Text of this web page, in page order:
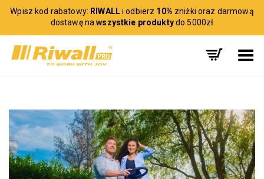
Wpisz kod rabatowy: RIWALLi odbierz 10% zniżki oraz darmową
dostawę nawszystkie produktydo 5000zł
Toggle Menu